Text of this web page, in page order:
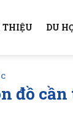
THIỆU DU
đồ